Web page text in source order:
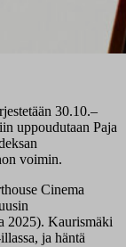
30.10.–
uppoudutaan Paja
voimin.
Cinema
2025). Kaurismäki
ja häntä